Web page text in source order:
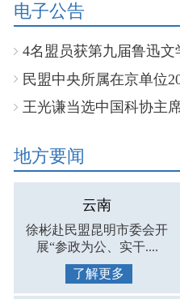
电子公告
4名盟员获第九届鲁迅文
民盟中央所属在京单位
王光谦当选中国科协主
地方要闻
云南
徐彬赴民盟昆明市委会开
展“参政为公、实干....
了解更多